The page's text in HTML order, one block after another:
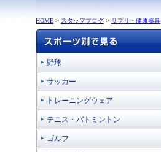
HOME > スタッフブログ > サプリ・健康器具
野球
サッカー
トレーニングウェア
テニス・バトミントン
ゴルフ